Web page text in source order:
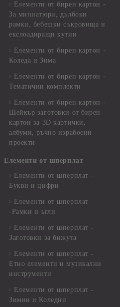
Елементи от бирен картон -
За миниатюри, дълбоки
рамки, бебешки съкровища и
екслоадиращи кутии
Елементи от бирен картон -
Коледа и Зима
Елементи от бирен картон -
Тематични комплекти
Елементи от бирен картон -
Шейкър заготовки от бирен
картон за 3D картички,
албуми, ръчно израбоени
проекти
Елементи от шперплат
Елементи от шперплат -
Букви и цифри
Елементи от шперплат
-Рамки и ъгли
Елементи от шперплат -
Заготовки за бижута
Елементи от шперплат -
Етно елементи и музикални
инструменти
Елементи от шперплат -
Зимни и Коледни